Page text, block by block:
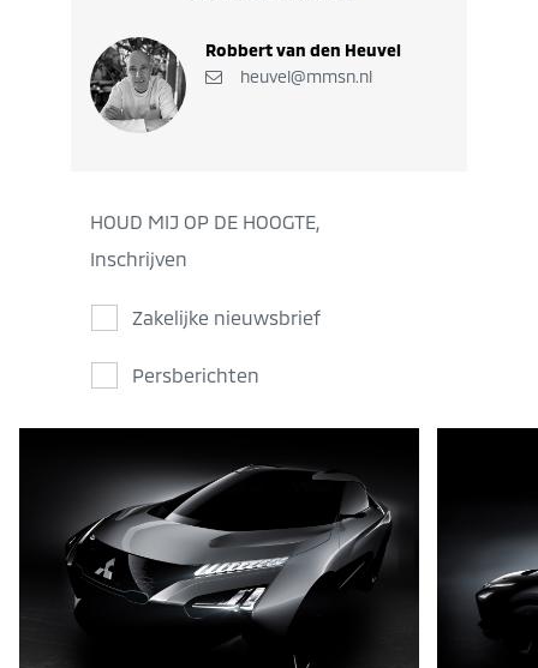
Robbert van den Heuvel
heuvel@mmsn.nl
HOUD MIJ OP DE HOOGTE,
Inschrijven
Zakelijke nieuwsbrief
Persberichten